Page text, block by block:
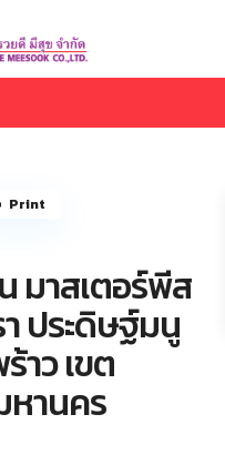
มาสเตอร์พีส
ประดิษฐ์มนู
าว เขต
หานคร
Print